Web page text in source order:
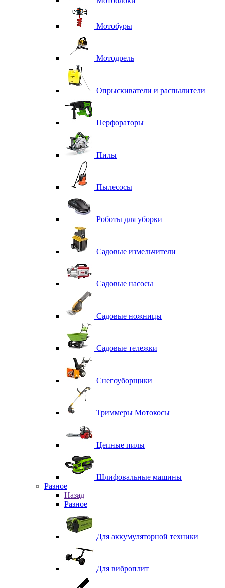
Мотобуры
Мотодрель
Опрыскиватели и распылители
Перфораторы
Пилы
Пылесосы
Роботы для уборки
Садовые измельчители
Садовые насосы
Садовые ножницы
Садовые тележки
Снегоуборщики
Триммеры Мотокосы
Цепные пилы
Шлифовальные машины
Разное
Назад
Разное
Для аккумуляторной техники
Для виброплит